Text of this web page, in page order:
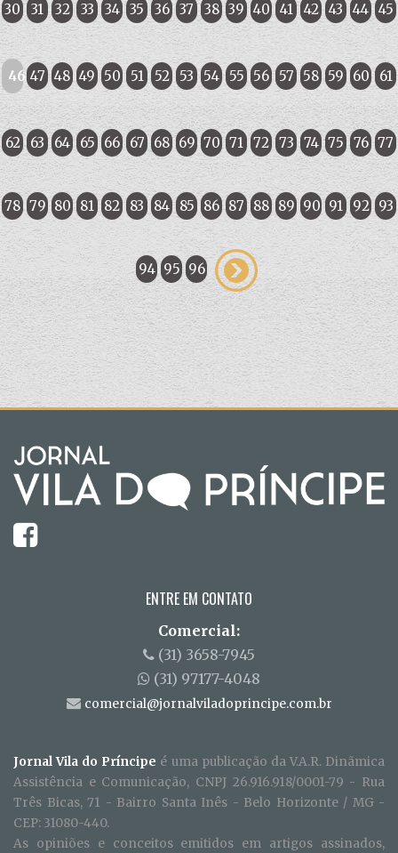
30 31 32 33 34 35 36 37 38 39 40 41 42 43 44 45
46 47 48 49 50 51 52 53 54 55 56 57 58 59 60 61
62 63 64 65 66 67 68 69 70 71 72 73 74 75 76 77
78 79 80 81 82 83 84 85 86 87 88 89 90 91 92 93
94 95 96
ENTRE EM CONTATO
Comercial:
(31) 3658-7945
(31) 97177-4048
comercial@jornalviladoprincipe.com.br
Jornal Vila do Príncipe é uma publicação da V.A.R. Dinãmica
Assistência e Comunicação, CNPJ 26.916.918/0001-79 - Rua
Três Bicas, 71 - Bairro Santa Inês - Belo Horizonte / MG -
CEP: 31080-440.
As opiniões e conceitos emitidos em artigos assinados,